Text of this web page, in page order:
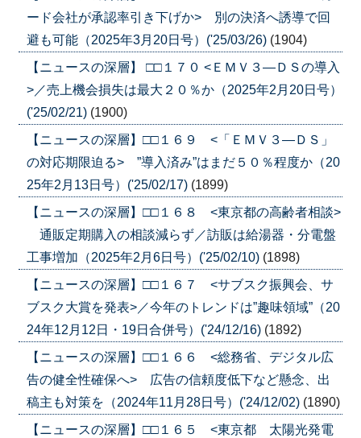
ード会社が承認率引き下げか> 別の決済へ誘導で回
避も可能（2025年3月20日号）('25/03/26) (1904)
【ニュースの深層】 □□１７０ <ＥＭＶ３―ＤＳの導入
>／売上機会損失は最大２０％か（2025年2月20日号）
('25/02/21) (1900)
【ニュースの深層】□□１６９ <「ＥＭＶ３―ＤＳ」
の対応期限迫る> ”導入済み”はまだ５０％程度か（20
25年2月13日号）('25/02/17) (1899)
【ニュースの深層】□□１６８ <東京都の高齢者相談>
通販定期購入の相談減らず／訪販は給湯器・分電盤
工事増加（2025年2月6日号）('25/02/10) (1898)
【ニュースの深層】□□１６７ <サブスク振興会、サ
ブスク大賞を発表>／今年のトレンドは”趣味領域”（20
24年12月12日・19日合併号）('24/12/16) (1892)
【ニュースの深層】□□１６６ <総務省、デジタル広
告の健全性確保へ> 広告の信頼度低下など懸念、出
稿主も対策を（2024年11月28日号）('24/12/02) (1890)
【ニュースの深層】□□１６５ <東京都 太陽光発電